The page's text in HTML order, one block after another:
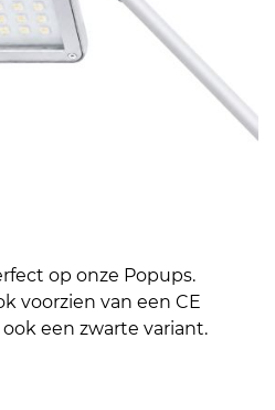
op onze Popups.
voorzien van een CE
een zwarte variant.